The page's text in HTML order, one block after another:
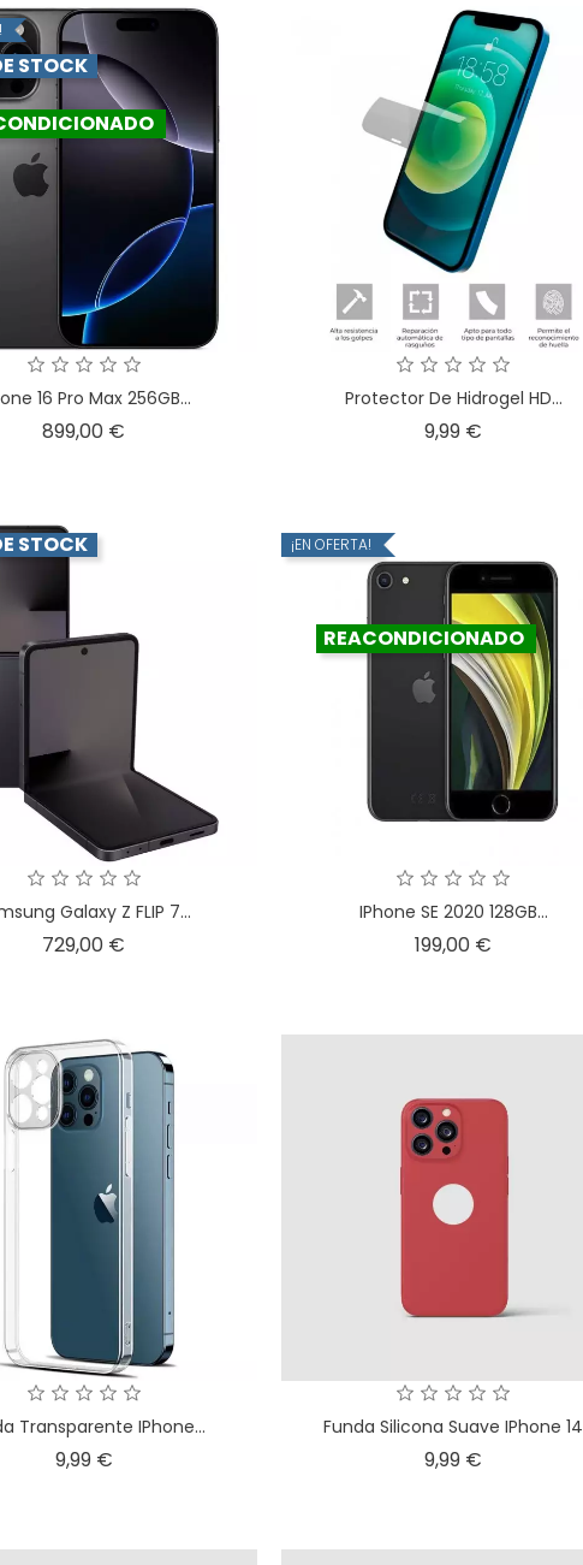
STOCK
16 Pro Max 256GB...
899,00 €
Protector De Hidrogel HD...
9,99 €
STOCK
Galaxy Z FLIP 7...
729,00 €
¡EN OFERTA!
REACONDICIONADO
IPhone SE 2020 128GB...
199,00 €
Transparente IPhone...
9,99 €Precio
Funda Silicona Suave IPhone 14
9,99 €